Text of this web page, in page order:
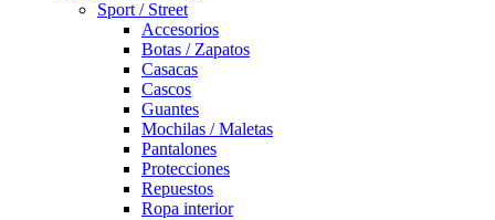
Sport / Street
Accesorios
Botas / Zapatos
Casacas
Cascos
Guantes
Mochilas / Maletas
Pantalones
Protecciones
Repuestos
Ropa interior